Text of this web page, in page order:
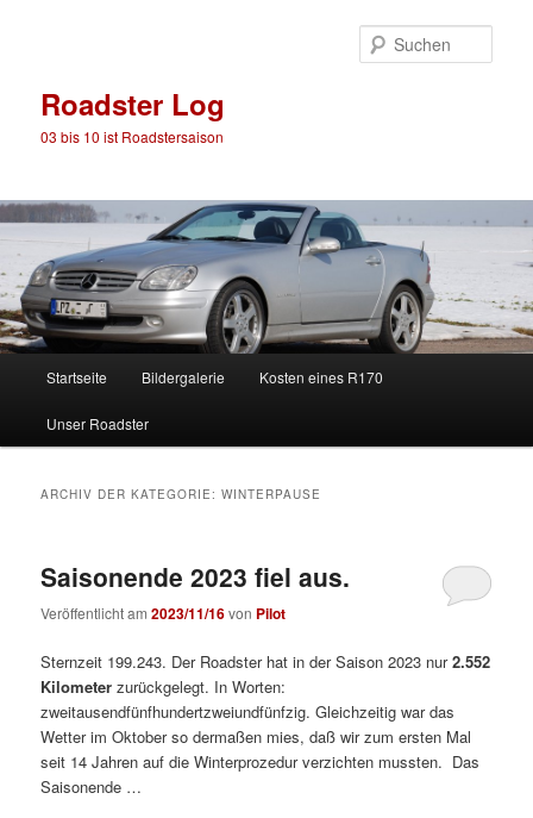
Roadster Log
03 bis 10 ist Roadstersaison
Zum
Inhalt
Zum
sekundären
Startseite Bildergalerie Kosten eines R170
Unser Roadster
ARCHIV DER KATEGORIE:WINTERPAUSE
Saisonende 2023 fiel aus.
Veröffentlicht am2023/11/16von Pilot
Sternzeit 199.243. Der Roadster hat in der Saison 2023 nur2.552
Kilometer zurückgelegt. In Worten:
zweitausendfünfhundertzweiundfünfzig. Gleichzeitig war das
Wetter im Oktober so dermaßen mies, daß wir zum ersten Mal
seit 14 Jahren auf die Winterprozedur verzichten mussten. Das
Saisonende …